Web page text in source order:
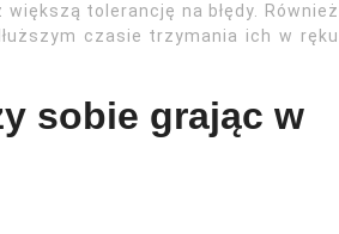
tolerancję na błędy. Również
czasie trzymania ich w ręku
sobie grając w